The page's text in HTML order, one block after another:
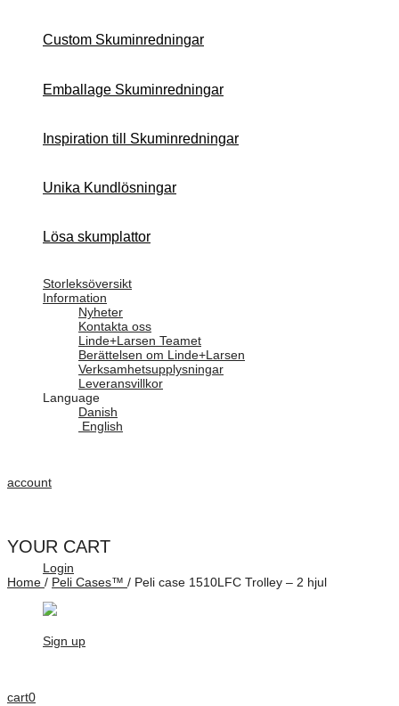
Custom Skuminredningar
Emballage Skuminredningar
Inspiration till Skuminredningar
Unika Kundlösningar
Lösa skumplattor
Storleksöversikt
Information
Nyheter
Kontakta oss
Linde+Larsen Teamet
Berättelsen om Linde+Larsen
Verksamhetsupplysningar
Leveransvillkor
Language
Danish
English
account
Login
Sign up
cart0
YOUR CART
Home / Peli Cases™ / Peli case 1510LFC Trolley – 2 hjul